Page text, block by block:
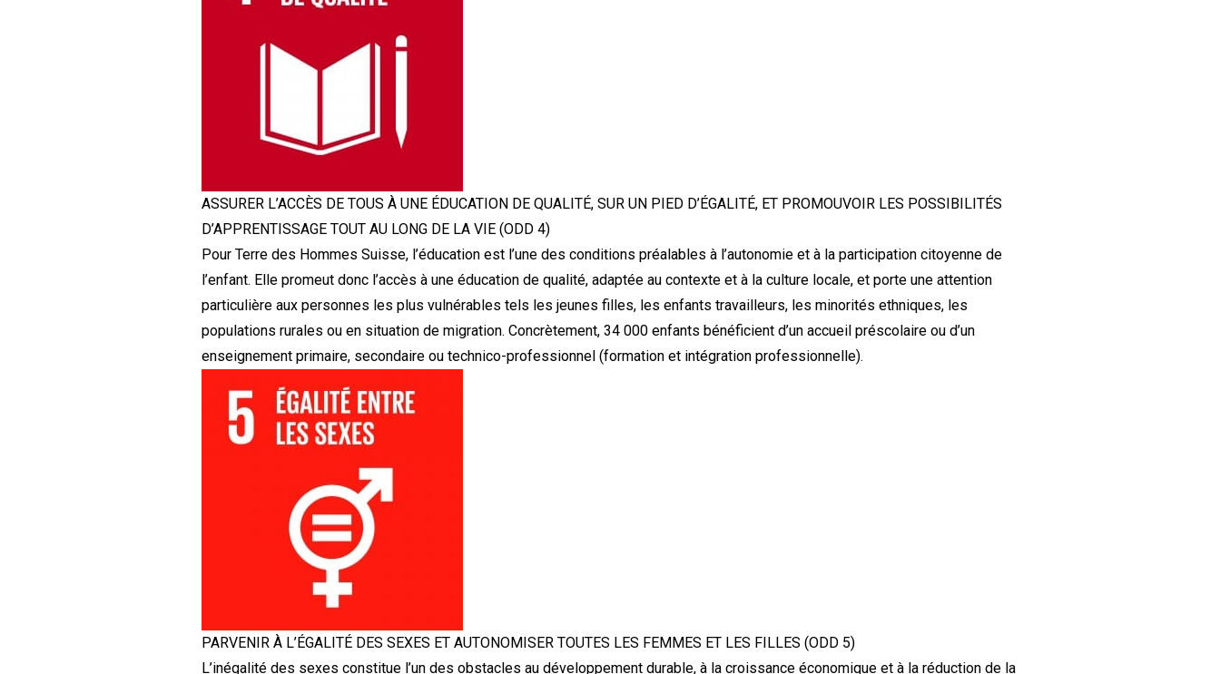
ASSURER L’ACCÈS DE TOUS À UNE ÉDUCATION DE QUALITÉ, SUR UN PIED D’ÉGALITÉ, ET PROMOUVOIR LES POSSIBILITÉS
D’APPRENTISSAGE TOUT AU LONG DE LA VIE (ODD 4)
Pour Terre des Hommes Suisse, l’éducation est l’une des conditions préalables à l’autonomie et à la participation citoyenne de
l’enfant. Elle promeut donc l’accès à une éducation de qualité, adaptée au contexte et à la culture locale, et porte une attention
particulière aux personnes les plus vulnérables tels les jeunes filles, les enfants travailleurs, les minorités ethniques, les
populations rurales ou en situation de migration. Concrètement, 34 000 enfants bénéficient d’un accueil préscolaire ou d’un
enseignement primaire, secondaire ou technico-professionnel (formation et intégration professionnelle).
PARVENIR À L’ÉGALITÉ DES SEXES ET AUTONOMISER TOUTES LES FEMMES ET LES FILLES (ODD 5)
L’inégalité des sexes constitue l’un des obstacles au développement durable, à la croissance économique et à la réduction de la